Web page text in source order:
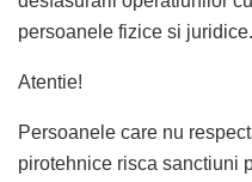
persoanele fizice si juridice.
Atentie!
Persoanele care nu
pirotehnice risca sanctiuni